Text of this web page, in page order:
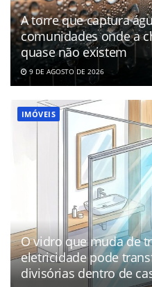
A torre que captura
comunidades onde a
quase não existem
9 DE AGOSTO DE 2026
IMÓVEIS
O vidro que muda de
eletricidade pode
divisórias dentro de